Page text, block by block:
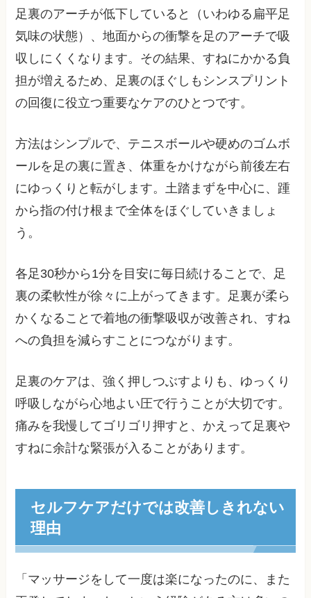
足裏のアーチが低下していると（いわゆる扁平足
気味の状態）、地面からの衝撃を足のアーチで吸
収しにくくなります。その結果、すねにかかる負
担が増えるため、足裏のほぐしもシンスプリント
の回復に役立つ重要なケアのひとつです。
方法はシンプルで、テニスボールや硬めのゴムボ
ールを足の裏に置き、体重をかけながら前後左右
にゆっくりと転がします。土踏まずを中心に、踵
から指の付け根まで全体をほぐしていきましょ
う。
各足30秒から1分を目安に毎日続けることで、足
裏の柔軟性が徐々に上がってきます。足裏が柔ら
かくなることで着地の衝撃吸収が改善され、すね
への負担を減らすことにつながります。
足裏のケアは、強く押しつぶすよりも、ゆっくり
呼吸しながら心地よい圧で行うことが大切です。
痛みを我慢してゴリゴリ押すと、かえって足裏や
すねに余計な緊張が入ることがあります。
セルフケアだけでは改善しきれない
理由
「マッサージをして一度は楽になったのに、また